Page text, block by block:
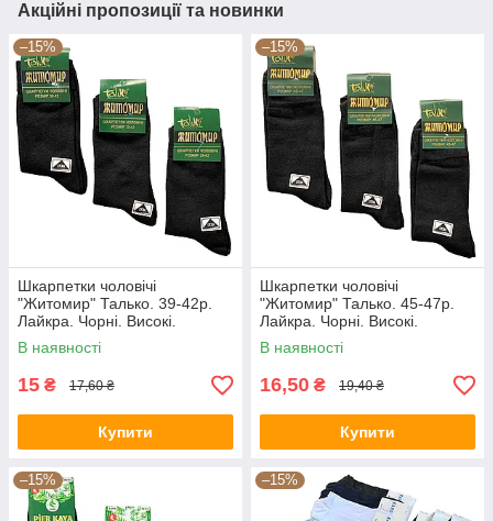
Акційні пропозиції та новинки
–15%
Шкарпетки чоловічі
"Житомир" Талько. 39-42р.
Лайкра. Чорні. Високі.
Демісезонні.
В наявності
15 ₴ 17,60 ₴
Купити
–15%
Шкарпетки чоловічі
"Житомир" Талько. 45-47р.
Лайкра. Чорні. Високі.
Демісезонні.
В наявності
16,50 ₴ 19,40 ₴
Купити
–15% –15%